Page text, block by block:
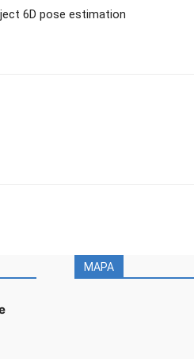
6D pose estimation
MAPA